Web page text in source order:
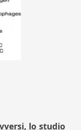
lo studio